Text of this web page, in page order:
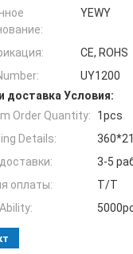
YEWY
CE, ROHS
UY1200
доставка Условия:
Order Quantity:
1pcs
Details:
3-5
оплаты:
T/T